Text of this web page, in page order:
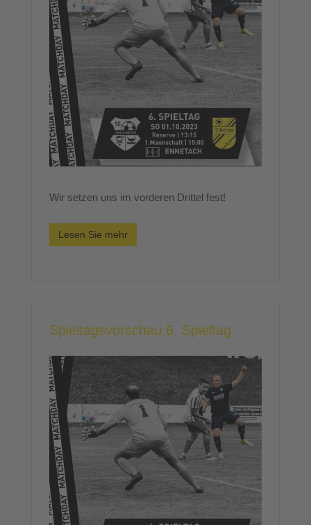
Wir setzen uns im vorderen Drittel fest!
Lesen Sie mehr
Spieltagsvorschau 6. Spieltag